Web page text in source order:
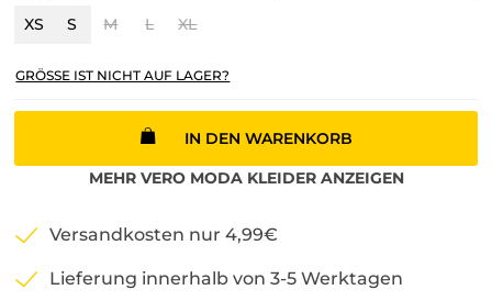
XS S M L XL
GRÖSSE IST NICHT AUF LAGER?
IN DEN WARENKORB
MEHR VERO MODA KLEIDERANZEIGEN
Versandkosten nur 4,99€
Lieferung innerhalb von 3-5 Werktagen